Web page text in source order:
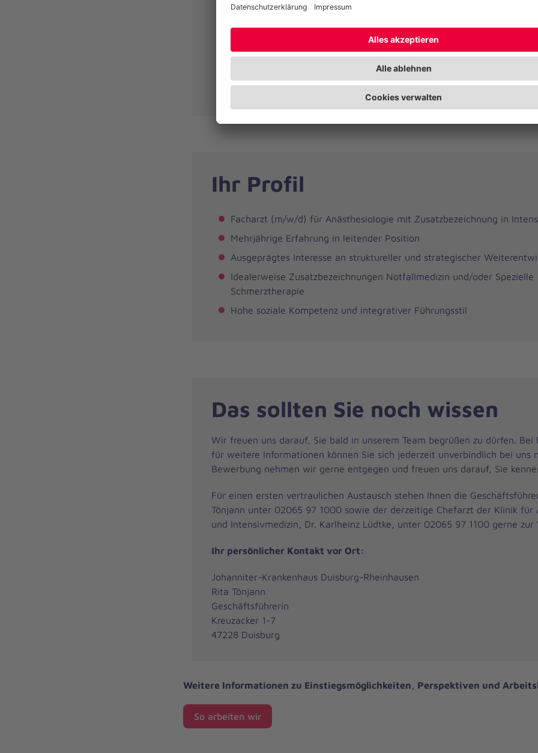
Führung und Weiterentwicklung Ihres Teams
Sicherstellung einer qualitativ hochwertigen und
Mitverantwortung für die wirtschaftliche Entwicklung der Klinik im
Positionierung der Klinik innerhalb des Hauses und im regionalen
Ihr Profil
Facharzt (m/w/d) für Anästhesiologie mit Zusatzbezeichnung in
Mehrjährige Erfahrung in leitender Position
Ausgeprägtes Interesse an struktureller und strategischer
Idealerweise Zusatzbezeichnungen Notfallmedizin und/oder Spezielle
Schmerztherapie
Hohe soziale Kompetenz und integrativer Führungsstil
Das sollten Sie noch wissen
Wir freuen uns darauf, Sie bald in unserem Team begrüßen zu dürfen. Bei
für weitere Informationen können Sie sich jederzeit unverbindlich bei uns
Bewerbung nehmen wir gerne entgegen und freuen uns darauf, Sie
Für einen ersten vertraulichen Austausch stehen Ihnen die
Tönjann unter 02065 97 1000 sowie der derzeitige Chefarzt der Klinik für
und Intensivmedizin, Dr. Karlheinz Lüdtke, unter 02065 97 1100 gerne zur
Ihr persönlicher Kontakt vor Ort:
Johanniter-Krankenhaus Duisburg-Rheinhausen
Rita Tönjann
Geschäftsführerin
Kreuzacker 1-7
47228 Duisburg
Weitere Informationen zu Einstiegsmöglichkeiten, Perspektiven und
So arbeiten wir